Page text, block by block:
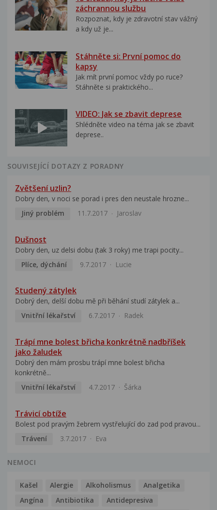
záchrannou službu
Rozpoznat, kdy je zdravotní stav vážný
a kdy už je...
Stáhněte si: První pomoc do
kapsy
Jak mít první pomoc vždy po ruce?
Stáhněte si praktického...
VIDEO: Jak se zbavit deprese
Shlédněte video na téma jak se zbavit
deprese..
SOUVISEJÍCÍ DOTAZY Z PORADNY
Zvětšení uzlin?
Dobry den, v noci se porad i pres den neustale hrozne...
Jiný problém
11.7.2017 Jaroslav
Dušnost
Dobry den, uz delsi dobu (tak 3 roky) me trapi pocity...
Plíce, dýchání
9.7.2017 Lucie
Studený zátylek
Dobrý den, delší dobu mě při běhání studí zátylek a...
Vnitřní lékařství
6.7.2017 Radek
Trápí mne bolest břicha konkrétně nadbříšek
jako žaludek
Dobrý den mám prosbu trápí mne bolest břicha
konkrétně...
Vnitřní lékařství
4.7.2017 Šárka
Trávicí obtíže
Bolest pod pravým žebrem vystřelující do zad pod pravou...
Trávení
3.7.2017 Eva
NEMOCI
Kašel Alergie Alkoholismus
Analgetika
Angína
Antibiotika
Antidepresiva